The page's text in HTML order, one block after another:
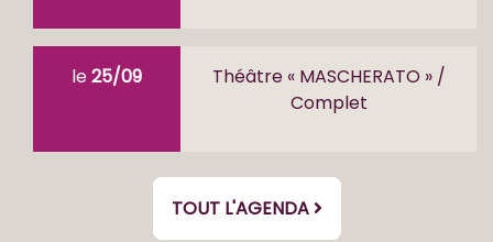
le25/09
Théâtre « MASCHERATO » /
Complet
TOUT L'AGENDA